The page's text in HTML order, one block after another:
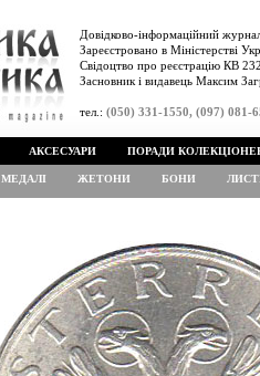
Довідково-інформаційний
Зареєстровано в Міністерстві
Свідоцтво про реєстрацію КВ
Засновник і видавець Максим
тел.: (050) 331-1550, (097) 081-
АКСЕСУАРИ ПОРАДИ
МЕДАЛІ ЖЕТОНИ БОНИ